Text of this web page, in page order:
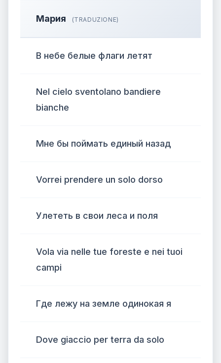
Мария (TRADUZIONE)
В небе белые флаги летят
Nel cielo sventolano bandiere
bianche
Мне бы поймать единый назад
Vorrei prendere un solo dorso
Улететь в свои леса и поля
Vola via nelle tue foreste e nei tuoi
campi
Где лежу на земле одинокая я
Dove giaccio per terra da solo